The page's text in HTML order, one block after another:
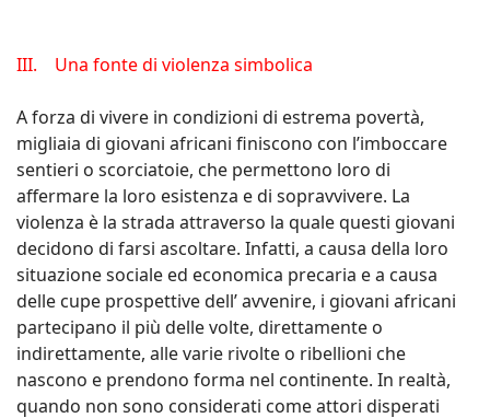
III. Una fonte di violenza simbolica
A forza di vivere in condizioni di estrema povertà,
migliaia di giovani africani finiscono con l’imboccare
sentieri o scorciatoie, che permettono loro di
affermare la loro esistenza e di sopravvivere. La
violenza è la strada attraverso la quale questi giovani
decidono di farsi ascoltare. Infatti, a causa della loro
situazione sociale ed economica precaria e a causa
delle cupe prospettive dell’ avvenire, i giovani africani
partecipano il più delle volte, direttamente o
indirettamente, alle varie rivolte o ribellioni che
nascono e prendono forma nel continente. In realtà,
quando non sono considerati come attori disperati